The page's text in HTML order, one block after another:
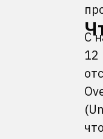
С
12